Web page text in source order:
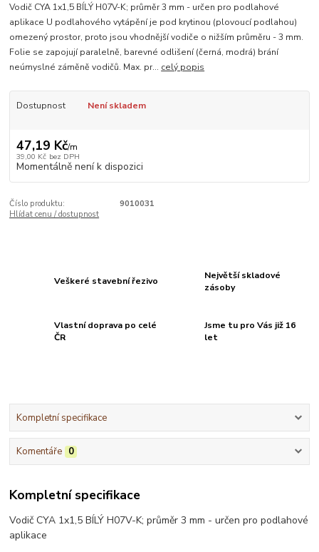
Vodič CYA 1x1,5 BÍLÝ H07V-K; průměr 3 mm - určen pro podlahové
aplikace U podlahového vytápění je pod krytinou (plovoucí podlahou)
omezený prostor, proto jsou vhodnější vodiče o nižším průměru - 3 mm.
Folie se zapojují paralelně, barevné odlišení (černá, modrá) brání
neúmyslné záměně vodičů. Max. pr... celý popis
Dostupnost Není skladem
47,19 Kč/m
39,00 Kč bez DPH
Momentálně není k dispozici
Číslo produktu:
9010031
Hlídat cenu / dostupnost
Veškeré stavební řezivo
Největší skladové
zásoby
Vlastní doprava po celé
ČR
Jsme tu pro Vás již 16
let
Kompletní specifikace
Komentáře 0
Kompletní specifikace
Vodič CYA 1x1,5 BÍLÝ H07V-K; průměr 3 mm - určen pro podlahové
aplikace